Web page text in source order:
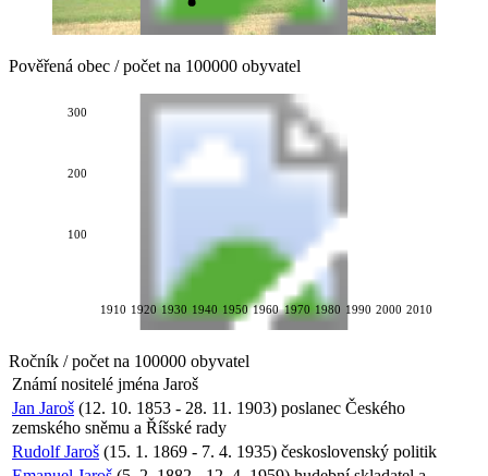
Pověřená obec / počet na 100000 obyvatel
1910 1920 1930 1940 1950 1960 1970 1980 1990 2000 2010
100
200
300
Ročník / počet na 100000 obyvatel
Známí nositelé jména Jaroš
Jan Jaroš (12. 10. 1853 - 28. 11. 1903) poslanec Českého
zemského sněmu a Říšské rady
Rudolf Jaroš (15. 1. 1869 - 7. 4. 1935) československý politik